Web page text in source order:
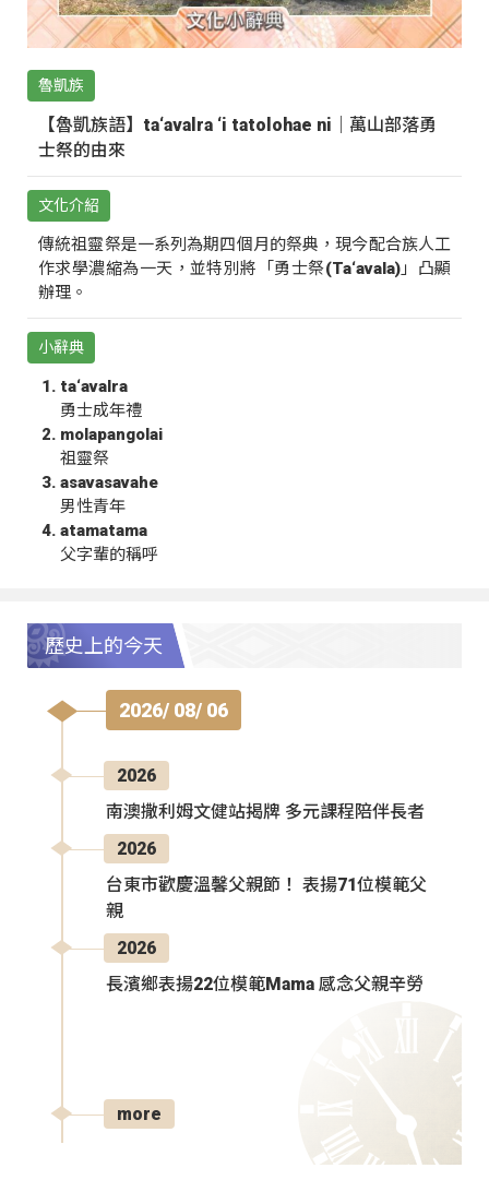
魯凱族
【魯凱族語】ta‘avalra ‘i tatolohae ni｜萬山部落勇
士祭的由來
文化介紹
傳統祖靈祭是一系列為期四個月的祭典，現今配合族人工
作求學濃縮為一天，並特別將「勇士祭(Ta‘avala)」凸顯
辦理。
小辭典
ta‘avalra
勇士成年禮
molapangolai
祖靈祭
asavasavahe
男性青年
atamatama
父字輩的稱呼
歷史上的今天
2026/ 08/ 06
2026
南澳撒利姆文健站揭牌 多元課程陪伴長者
2026
台東市歡慶溫馨父親節！ 表揚71位模範父
親
2026
長濱鄉表揚22位模範Mama 感念父親辛勞
more